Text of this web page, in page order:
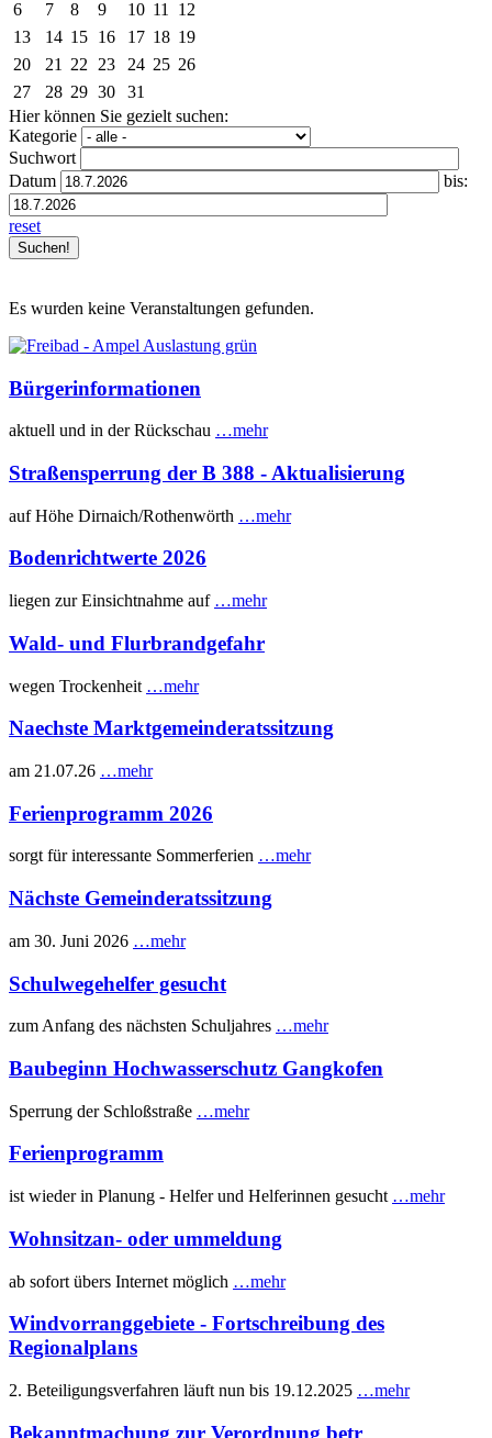
6
7 8 9 10 11
12
13
14 15 16 17 18 19
20
21 22 23 24 25 26
27
28 29 30
31
Hier können Sie gezielt suchen:
Kategorie
Suchwort
Datum
bis:
reset
Es wurden keine Veranstaltungen gefunden.
Bürgerinformationen
aktuell und in der Rückschau …mehr
Straßensperrung der B 388 - Aktualisierung
auf Höhe Dirnaich/Rothenwörth …mehr
Bodenrichtwerte 2026
liegen zur Einsichtnahme auf …mehr
Wald- und Flurbrandgefahr
wegen Trockenheit …mehr
Naechste Marktgemeinderatssitzung
am 21.07.26 …mehr
Ferienprogramm 2026
sorgt für interessante Sommerferien …mehr
Nächste Gemeinderatssitzung
am 30. Juni 2026 …mehr
Schulwegehelfer gesucht
zum Anfang des nächsten Schuljahres …mehr
Baubeginn Hochwasserschutz Gangkofen
Sperrung der Schloßstraße …mehr
Ferienprogramm
ist wieder in Planung - Helfer und Helferinnen gesucht …mehr
Wohnsitzan- oder ummeldung
ab sofort übers Internet möglich …mehr
Windvorranggebiete - Fortschreibung des
Regionalplans
2. Beteiligungsverfahren läuft nun bis 19.12.2025 …mehr
Bekanntmachung zur Verordnung betr